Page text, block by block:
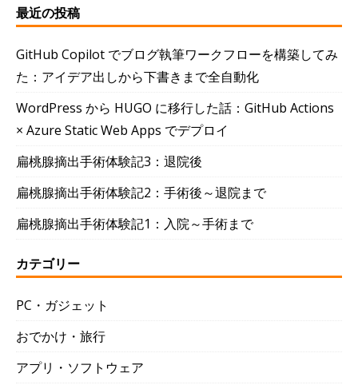
最近の投稿
GitHub Copilot でブログ執筆ワークフローを構築してみ
た：アイデア出しから下書きまで全自動化
WordPress から HUGO に移行した話：GitHub Actions
× Azure Static Web Apps でデプロイ
扁桃腺摘出手術体験記3：退院後
扁桃腺摘出手術体験記2：手術後～退院まで
扁桃腺摘出手術体験記1：入院～手術まで
カテゴリー
PC・ガジェット
おでかけ・旅行
アプリ・ソフトウェア